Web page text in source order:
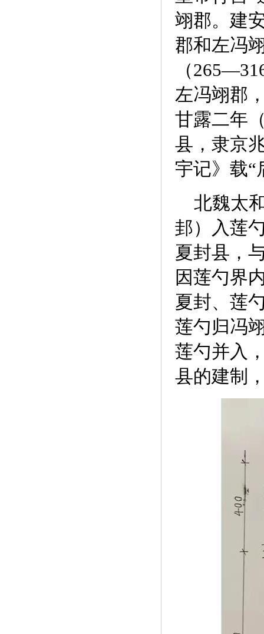
翊郡。建
郡和左冯
（
左冯翊郡
甘露二年
县，隶京
宇记》载“
北魏太
邽）入莲
夏封县，
因莲勺界
夏封、莲
莲勺归冯
莲勺并入
县的建制